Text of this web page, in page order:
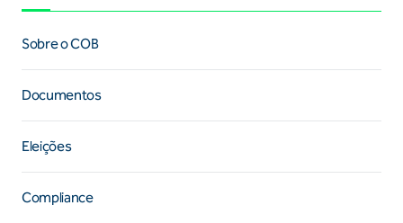
Sobre o COB
Documentos
Eleições
Compliance